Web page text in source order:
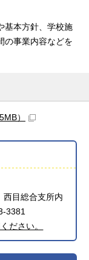
基本方針、学校施
の事業内容などを
）
目総合支所内
3381
ださい。